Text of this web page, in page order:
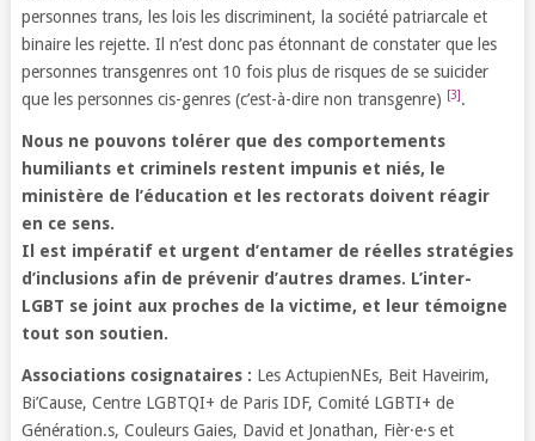
personnes trans, les lois les discriminent, la société patriarcale et
binaire les rejette. Il n’est donc pas étonnant de constater que les
personnes transgenres ont 10 fois plus de risques de se suicider
que les personnes cis-genres (c’est-à-dire non transgenre) [3].
Nous ne pouvons tolérer que des comportements
humiliants et criminels restent impunis et niés, le
ministère de l’éducation et les rectorats doivent réagir
en ce sens.
Il est impératif et urgent d’entamer de réelles stratégies
d’inclusions afin de prévenir d’autres drames. L’inter-
LGBT se joint aux proches de la victime, et leur témoigne
tout son soutien.
Associations cosignataires : Les ActupienNEs, Beit Haveirim,
Bi’Cause, Centre LGBTQI+ de Paris IDF, Comité LGBTI+ de
Génération.s, Couleurs Gaies, David et Jonathan, Fièr·e·s et